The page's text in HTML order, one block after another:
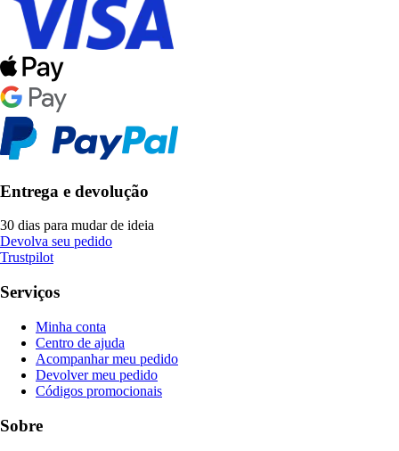
Entrega e devolução
30 dias para mudar de ideia
Devolva seu pedido
Trustpilot
Serviços
Minha conta
Centro de ajuda
Acompanhar meu pedido
Devolver meu pedido
Códigos promocionais
Sobre